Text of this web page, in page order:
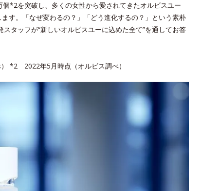
*2を突破し、多くの女性から愛されてきたオルビスユー
す。「なぜ変わるの？」「どう進化するの？」という素朴
タッフが“新しいオルビスユーに込めた全て”を通してお答
*2 2022年5月時点（オルビス調べ）